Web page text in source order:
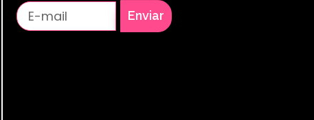
Enviar